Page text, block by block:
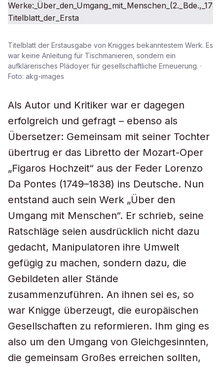
Titelblatt der Erstausgabe von Knigges bekanntestem Werk. Es
war keine Anleitung für Tischmanieren, sondern ein
aufklärerisches Plädoyer für gesellschaftliche Erneuerung. ·
Foto: akg-images
Als Autor und Kritiker war er dagegen
erfolgreich und gefragt – ebenso als
Übersetzer: Gemeinsam mit seiner Tochter
übertrug er das Libretto der Mozart-Oper
„Figaros Hochzeit“ aus der Feder Lorenzo
Da Pontes (1749–1838) ins Deutsche. Nun
entstand auch sein Werk „Über den
Umgang mit Menschen“. Er schrieb, seine
Ratschläge seien ausdrücklich nicht dazu
gedacht, Manipulatoren ihre Umwelt
gefügig zu machen, sondern dazu, die
Gebildeten aller Stände
zusammenzuführen. An ihnen sei es, so
war Knigge überzeugt, die europäischen
Gesellschaften zu reformieren. Ihm ging es
also um den Umgang von Gleichgesinnten,
die gemeinsam Großes erreichen sollten,